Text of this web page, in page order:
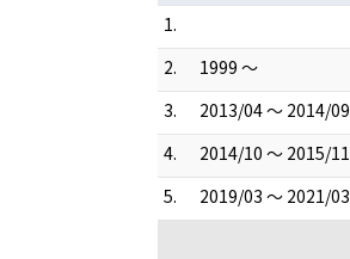
1.
2.
1999 ～
3.
2013/04 ～ 2014/09
4.
2014/10 ～ 2015/11
5.
2019/03 ～ 2021/03